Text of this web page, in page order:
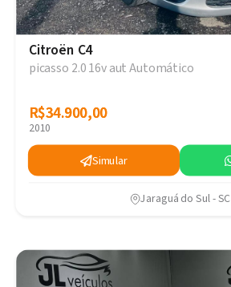
Citroën C4
picasso 2.0 16v aut Automático
R$34.900,00
R$34.900,00
2010
Simular
Jaraguá do Sul - SC